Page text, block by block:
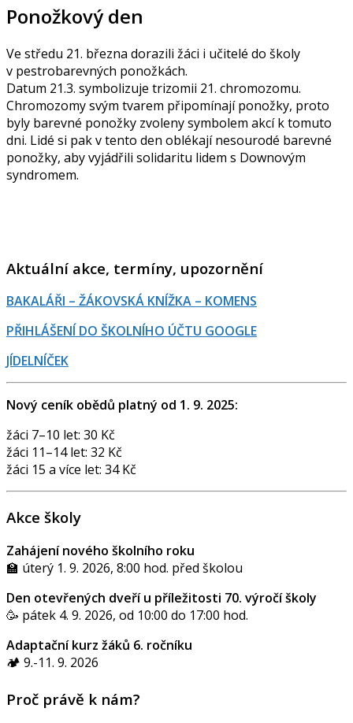
Ponožkový den
Ve středu 21. března dorazili žáci i učitelé do školy
v pestrobarevných ponožkách.
Datum 21.3. symbolizuje trizomii 21. chromozomu.
Chromozomy svým tvarem připomínají ponožky, proto
byly barevné ponožky zvoleny symbolem akcí k tomuto
dni. Lidé si pak v tento den oblékají nesourodé barevné
ponožky, aby vyjádřili solidaritu lidem s Downovým
syndromem.
Aktuální akce, termíny, upozornění
BAKALÁŘI – ŽÁKOVSKÁ KNÍŽKA – KOMENS
PŘIHLÁŠENÍ DO ŠKOLNÍHO ÚČTU GOOGLE
JÍDELNÍČEK
Nový ceník obědů platný od 1. 9. 2025:
žáci 7–10 let: 30 Kč
žáci 11–14 let: 32 Kč
žáci 15 a více let: 34 Kč
Akce školy
Zahájení nového školního roku
🏫 úterý 1. 9. 2026, 8:00 hod. před školou
Den otevřených dveří u příležitosti 70. výročí školy
🥳 pátek 4. 9. 2026, od 10:00 do 17:00 hod.
Adaptační kurz žáků 6. ročníku
🏕️ 9.-11. 9. 2026
Proč právě k nám?